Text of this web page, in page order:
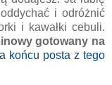
i odróżnić
i kawałki cebuli.
gotowany na
końcu posta z tego